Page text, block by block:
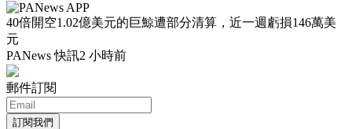
40倍開空1.02億美元的巨鯨遭部分清算，近一週虧損146萬美
元
PANews 快訊2 小時前
郵件訂閱
訂閱我們